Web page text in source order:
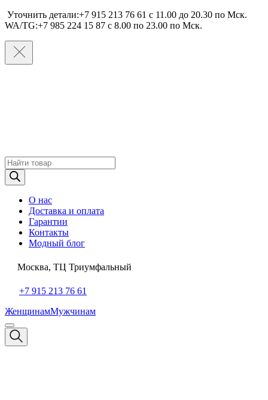
Уточнить детали:+7 915 213 76 61 c 11.00 до 20.30 по Мcк.
WA/TG:+7 985 224 15 87 c 8.00 по 23.00 по Мcк.
Поиск
товаров
О нас
Доставка и оплата
Гарантии
Контакты
Модный блог
Москва, ТЦ Триумфальный
+7 915 213 76 61
ЖенщинамМужчинам